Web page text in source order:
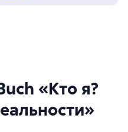
«Кто я?